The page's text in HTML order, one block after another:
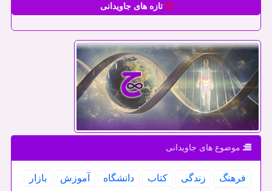
تازه های جاویدانی
موضوع های جاویدانی
فرهنگ زندگی كتاب دانشگاه آموزش بازار